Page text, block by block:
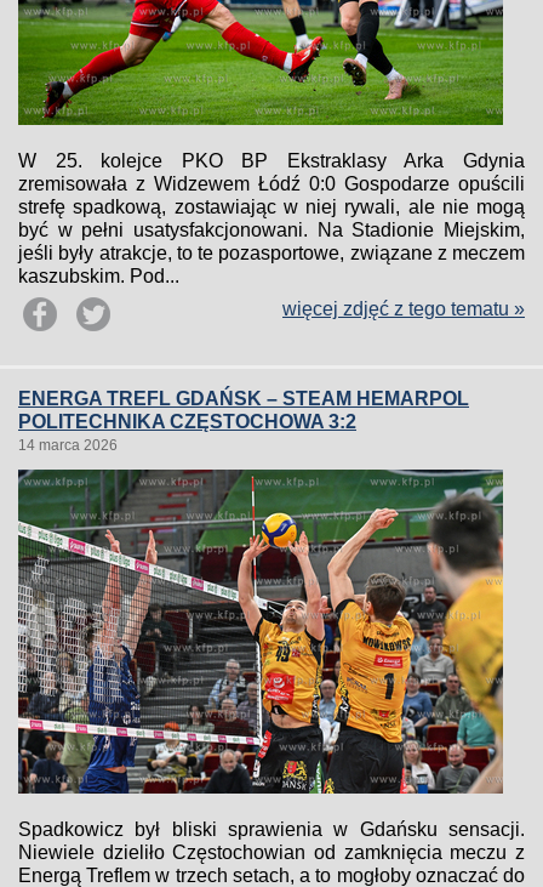
W 25. kolejce PKO BP Ekstraklasy Arka Gdynia
zremisowała z Widzewem Łódź 0:0 Gospodarze opuścili
strefę spadkową, zostawiając w niej rywali, ale nie mogą
być w pełni usatysfakcjonowani. Na Stadionie Miejskim,
jeśli były atrakcje, to te pozasportowe, związane z meczem
kaszubskim. Pod...
więcej zdjęć z tego tematu »
ENERGA TREFL GDAŃSK – STEAM HEMARPOL
POLITECHNIKA CZĘSTOCHOWA 3:2
14 marca 2026
Spadkowicz był bliski sprawienia w Gdańsku sensacji.
Niewiele dzieliło Częstochowian od zamknięcia meczu z
Energą Treflem w trzech setach, a to mogłoby oznaczać do